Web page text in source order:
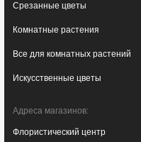
Срезанные цветы
Комнатные растения
Все для комнатных растений
Искусственные цветы
Адреса магазинов:
Флористический центр